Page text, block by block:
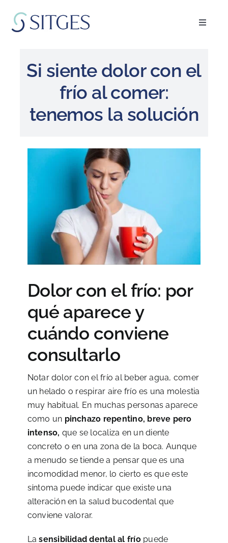
contenido
Toggle
El equipo
Blog
Si siente dolor con el
frío al comer:
tenemos la solución
Dolor con el frío: por
qué aparece y
cuándo conviene
consultarlo
Notar dolor con el frío al beber agua, comer
un helado o respirar aire frío es una molestia
muy habitual. En muchas personas aparece
como un pinchazo repentino, breve pero
intenso, que se localiza en un diente
concreto o en una zona de la boca. Aunque
a menudo se tiende a pensar que es una
incomodidad menor, lo cierto es que este
síntoma puede indicar que existe una
alteración en la salud bucodental que
conviene valorar.
Lasensibilidad dental al fríopuede